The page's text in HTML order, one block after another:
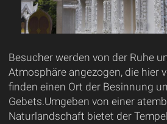
Besucher werden von der Ruhe
Atmosphäre angezogen, die hier
finden einen Ort der Besinnung
Gebets.Umgeben von einer
Naturlandschaft bietet der